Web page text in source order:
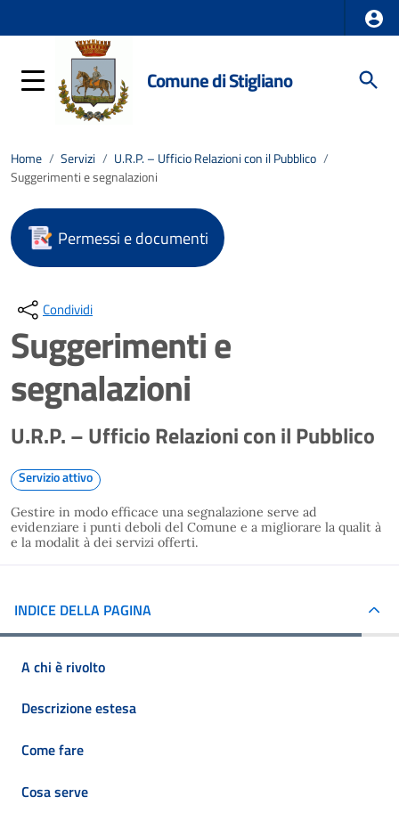
Comune di Stigliano
Home / Servizi / U.R.P. – Ufficio Relazioni con il Pubblico /
Suggerimenti e segnalazioni
Permessi e documenti
Condividi
Suggerimenti e
segnalazioni
U.R.P. – Ufficio Relazioni con il Pubblico
Servizio attivo
Gestire in modo efficace una segnalazione serve ad
evidenziare i punti deboli del Comune e a migliorare la qualit à
e la modalit à dei servizi offerti.
INDICE DELLA PAGINA
A chi è rivolto
Descrizione estesa
Come fare
Cosa serve